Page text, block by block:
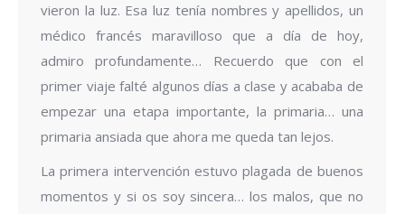
vieron la luz. Esa luz tenía nombres y apellidos, un
médico francés maravilloso que a día de hoy,
admiro profundamente… Recuerdo que con el
primer viaje falté algunos días a clase y acababa de
empezar una etapa importante, la primaria… una
primaria ansiada que ahora me queda tan lejos.
La primera intervención estuvo plagada de buenos
momentos y si os soy sincera… los malos, que no